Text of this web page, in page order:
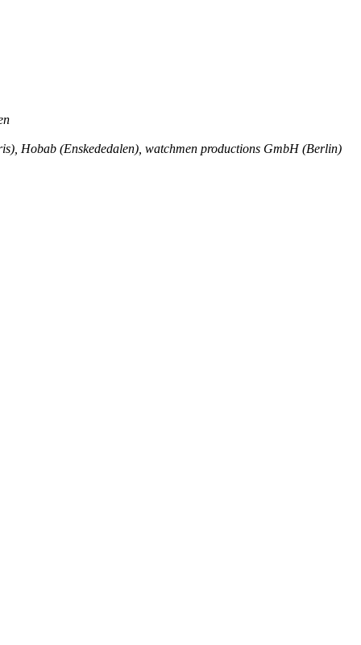
Hobab (Enskededalen), watchmen productions GmbH (Berlin)